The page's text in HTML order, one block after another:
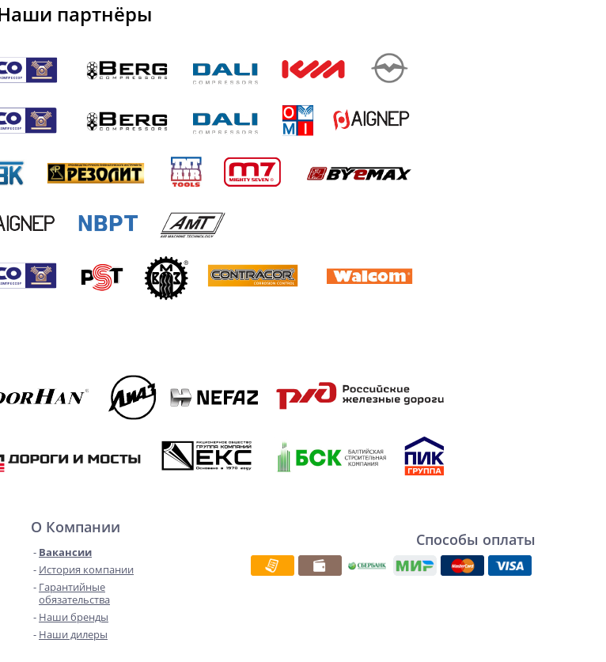
партнёры
О Компании
Вакансии
История компании
Гарантийные
обязательства
Наши бренды
Наши дилеры
Способы оплаты